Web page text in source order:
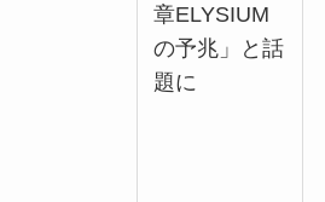
章ELYSIUM
の予兆」と話
題に